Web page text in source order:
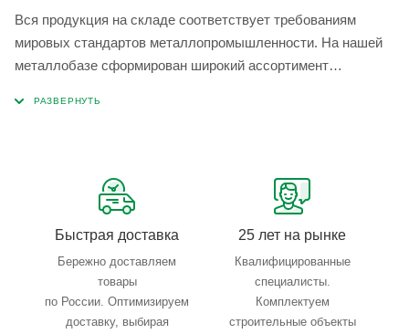
Вся продукция на складе соответствует требованиям
мировых стандартов металлопромышленности. На нашей
металлобазе сформирован широкий ассортимент
Быстрая доставка
Бережно доставляем
товары
по России. Оптимизируем
доставку, выбирая
25 лет на рынке
Квалифицированные
специалисты.
Комплектуем
строительные объекты